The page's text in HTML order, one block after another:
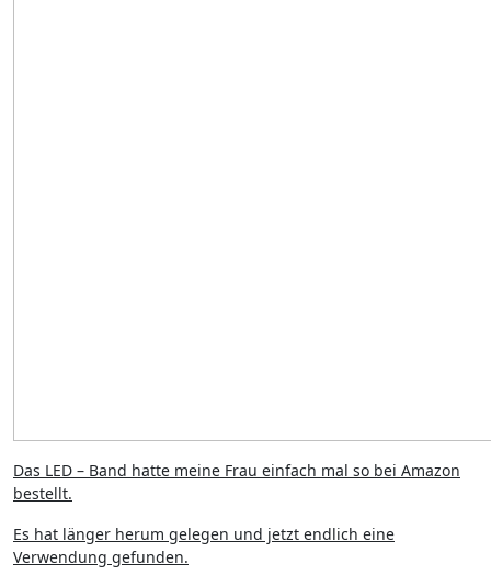
Das LED – Band hatte meine Frau einfach mal so bei Amazon
bestellt.
Es hat länger herum gelegen und jetzt endlich eine
Verwendung gefunden.